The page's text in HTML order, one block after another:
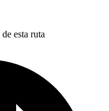
de esta ruta